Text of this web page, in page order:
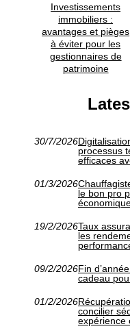
Investissements
immobiliers :
avantages et pièges
à éviter pour les
gestionnaires de
patrimoine
30/7/2026
processus
efficaces
01/3/2026
le bon pro
19/2/2026Taux
les
09/2/2026Fin
cadeau
01/2/2026
concilier
expérience